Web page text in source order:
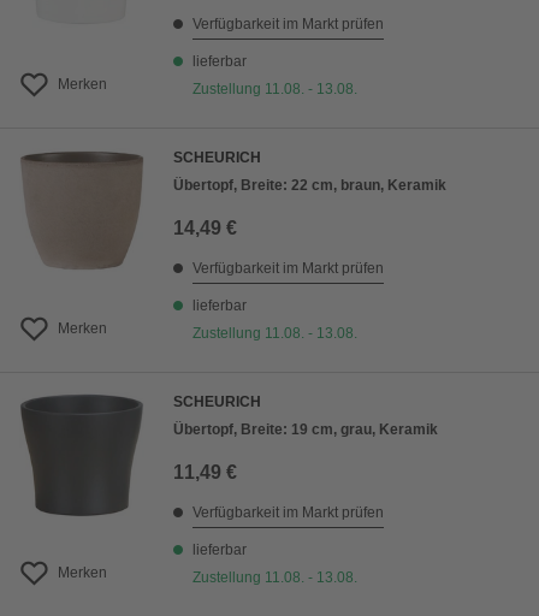
Merken
Verfügbarkeit im Markt prüfen
lieferbar
Zustellung 11.08. - 13.08.
Merken
SCHEURICH
Übertopf, Breite: 22 cm, braun, Keramik
14,49 €
Verfügbarkeit im Markt prüfen
lieferbar
Zustellung 11.08. - 13.08.
Merken
SCHEURICH
Übertopf, Breite: 19 cm, grau, Keramik
11,49 €
Verfügbarkeit im Markt prüfen
lieferbar
Zustellung 11.08. - 13.08.